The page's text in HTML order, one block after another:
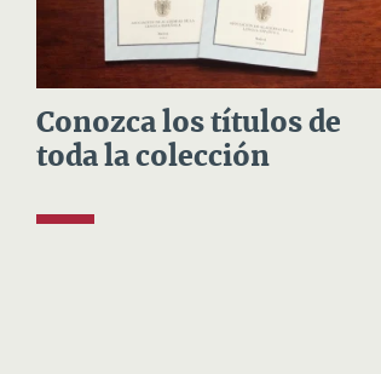
Conozca los títulos de
toda la colección